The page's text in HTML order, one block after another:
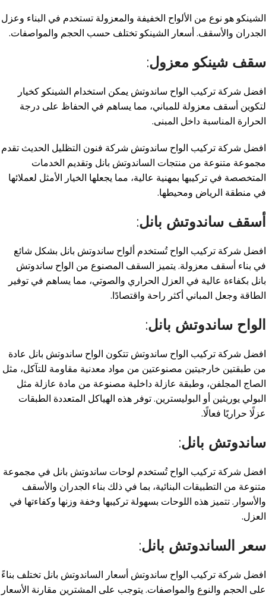
الشينكو هو نوع من الألواح الخفيفة والمعزولة تستخدم في البناء وعزل
الجدران والأسقف. أسعار الشينكو تختلف حسب الحجم والمواصفات.
سقف شينكو معزول:
افضل شركة تركيب الواح ساندوتش يمكن استخدام الشينكو كخيار
لتكوين أسقف معزولة للمباني، مما يساهم في الحفاظ على درجة
الحرارة المناسبة داخل المبنى.
افضل شركة تركيب الواح ساندوتش شركة فنون التظليل الحديث تقدم
مجموعة متنوعة من منتجات الساندوتش بانل وتقديم الخدمات
المتخصصة في تركيبها بمهنية عالية، مما يجعلها الخيار الأمثل لعملائها
في منطقة الرياض ومحيطها.
أسقف ساندوتش بانل:
افضل شركة تركيب الواح تُستخدم ألواح ساندوتش بانل بشكل شائع
في بناء أسقف معزولة. يتميز السقف المصنوع من الواح ساندوتش
بانل بكفاءة عالية في العزل الحراري والصوتي، مما يساهم في توفير
الطاقة وجعل المباني أكثر راحة واقتصادًا.
الواح ساندوتش بانل:
افضل شركة تركيب الواح ساندوتش تتكون الواح ساندوتش بانل عادة
من طبقتين خارجيتين مصنوعتين من مواد معدنية مقاومة للتآكل، مثل
الصاج المجلفن، وطبقة عازلة داخلية مصنوعة من مادة عازلة مثل
البولي يوريثين أو البوليسترين. توفر هذه الهياكل المتعددة الطبقات
عزلًا حراريًا فعالًا.
ساندوتش بانل:
افضل شركة تركيب الواح تُستخدم لوحات ساندوتش بانل في مجموعة
متنوعة من التطبيقات البنائية، بما في ذلك بناء الجدران والأسقف
والأسوار. تتميز هذه اللوحات بسهولة تركيبها وخفة وزنها وكفاءتها في
العزل.
سعر الساندوتش بانل:
افضل شركة تركيب الواح ساندوتش أسعار الساندوتش بانل تختلف بناءً
على الحجم والنوع والمواصفات. يتوجب على المشترين مقارنة الأسعار